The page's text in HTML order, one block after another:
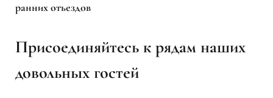
ранних отъездов
Присоединяйтесь к рядам наших
довольных гостей